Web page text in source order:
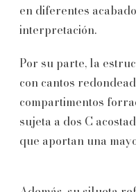
en diferentes
interpretación.
Por su parte, la
con cantos
compartimentos
sujeta a dos C
que aportan una